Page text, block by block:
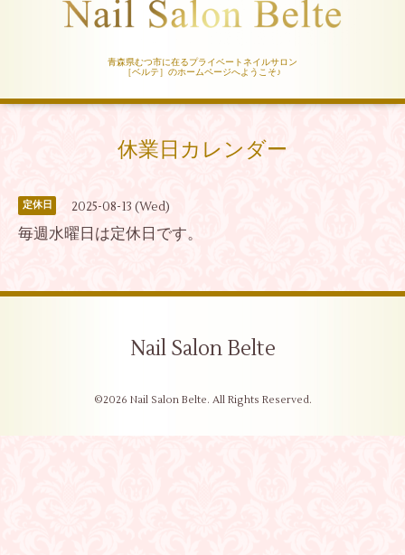
青森県むつ市に在るプライベートネイルサロン
［ベルテ］のホームページへようこそ♪
休業日カレンダー
定休日 2025-08-13 (Wed)
毎週水曜日は定休日です。
Nail Salon Belte
©2026 Nail Salon Belte. All Rights Reserved.